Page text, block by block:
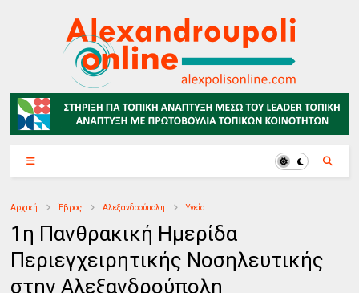
Αρχική Έβρος Αλεξανδρούπολη Υγεία
1η Πανθρακική Ημερίδα
Περιεγχειρητικής Νοσηλευτικής
στην Αλεξανδρούπολη